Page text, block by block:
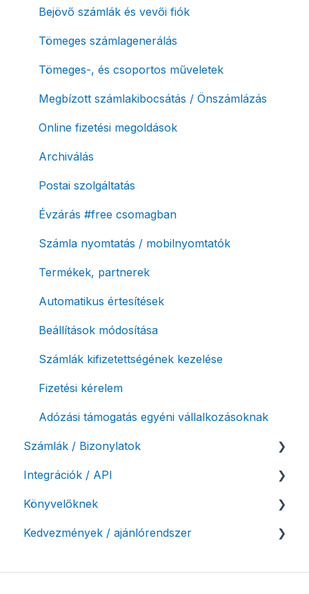
Díjfizetés / díjtartozás / korlátozás
Fizetési módok
Bejövő számlák és vevői fiók
Tömeges számlagenerálás
Tömeges-, és csoportos műveletek
Megbízott számlakibocsátás / Önszámlázás
Online fizetési megoldások
Archiválás
Postai szolgáltatás
Évzárás #free csomagban
Számla nyomtatás / mobilnyomtatók
Termékek, partnerek
Automatikus értesítések
Beállítások módosítása
Számlák kifizetettségének kezelése
Fizetési kérelem
Adózási támogatás egyéni vállalkozásoknak
Számlák / Bizonylatok
Sztornó-, és helyesbítő számla
Díjbekérő, szállítólevél
Előlegszámla, végszámla
Integrációk / API
API interfész, Számla Agent
Webshop pluginok
Könyvelőknek
Listák / adatexport
Kedvezmények / ajánlórendszer